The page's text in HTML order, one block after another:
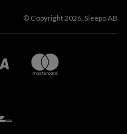
© Copyright 2026, Sleepo AB